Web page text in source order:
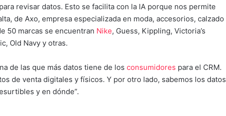
revisar datos. Esto se facilita con la IA porque nos permite
de Axo, empresa especializada en moda, accesorios, calzado
50 marcas se encuentran Nike, Guess, Kippling, Victoria’s
Old Navy y otras.
de las que más datos tiene de los consumidores para el CRM.
de venta digitales y físicos. Y por otro lado, sabemos los datos
y en dónde”.